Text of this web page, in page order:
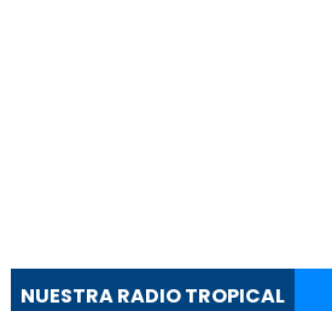
NUESTRA RADIO TROPICAL